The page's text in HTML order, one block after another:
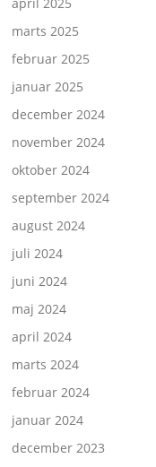
marts 2025
februar 2025
januar 2025
december 2024
november 2024
oktober 2024
september 2024
august 2024
juli 2024
juni 2024
maj 2024
april 2024
marts 2024
februar 2024
januar 2024
december 2023